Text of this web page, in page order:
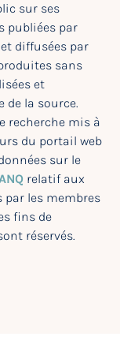
sur ses
publiées par
diffusées par
sans
et
de la source.
recherche mis à
du portail web
sur le
relatif aux
par les membres
fins de
réservés.